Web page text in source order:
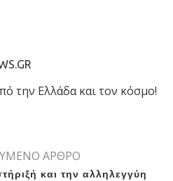
την Ελλάδα και τον κόσμο!
ΑΡΘΡΟ
και την αλληλεγγύη